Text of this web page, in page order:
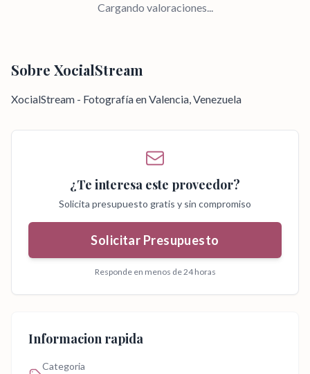
Cargando valoraciones...
Sobre XocialStream
XocialStream - Fotografía en Valencia, Venezuela
¿Te interesa este proveedor?
Solicita presupuesto gratis y sin compromiso
Solicitar Presupuesto
Responde en menos de 24 horas
Informacion rapida
Categoria